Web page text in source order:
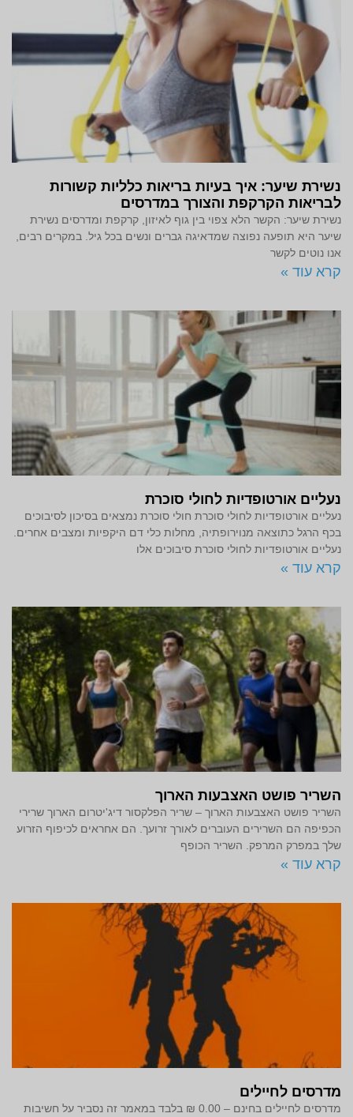
נשירת שיער: איך בעיות בריאות כלליות קשורות
לבריאות הקרקפת והצורך במדרסים
נשירת שיער: הקשר הלא צפוי בין גוף לאיזון, קרקפת ומדרסים נשירת
שיער היא תופעה נפוצה שמדאיגה גברים ונשים בכל גיל. במקרים רבים,
אנו נוטים לקשר
קרא עוד »
נעליים אורטופדיות לחולי סוכרת
נעליים אורטופדיות לחולי סוכרת חולי סוכרת נמצאים בסיכון לסיבוכים
בכף הרגל כתוצאה מנוירופתיה, מחלות כלי דם היקפיות ומצבים אחרים.
נעליים אורטופדיות לחולי סוכרת סיבוכים אלו
קרא עוד »
השריר פושט האצבעות הארוך
השריר פושט האצבעות הארוך – שריר הפלקסור דיג'יטרום הארוך שרירי
הכפיפה הם השרירים העוברים לאורך זרועך. הם אחראים לכיפוף הזרוע
שלך במפרק המרפק. השריר הכופף
קרא עוד »
מדרסים לחיילים
מדרסים לחיילים בחינם – 0.00 ₪ בלבד במאמר זה נסביר על חשיבות